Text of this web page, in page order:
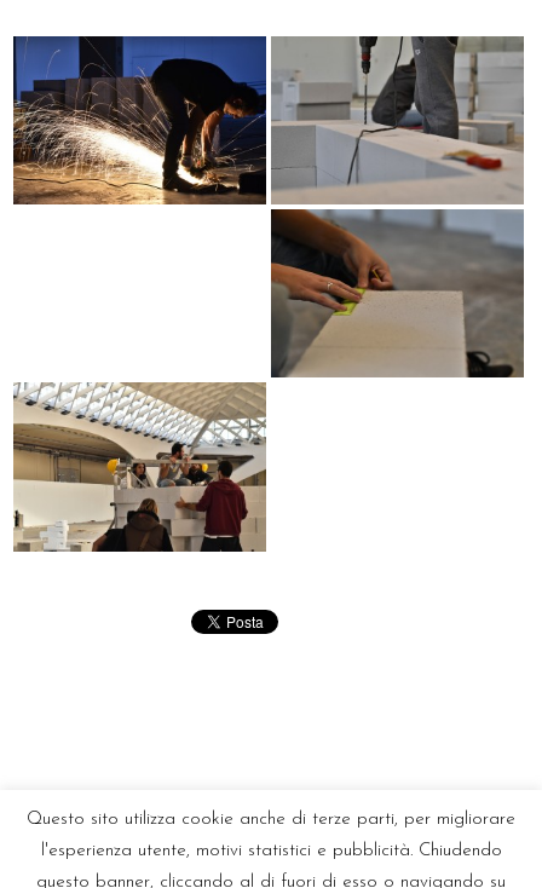
Questo sito utilizza cookie anche di terze parti, per migliorare
l'esperienza utente, motivi statistici e pubblicità. Chiudendo
questo banner, cliccando al di fuori di esso o navigando su